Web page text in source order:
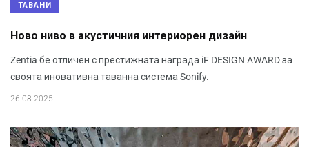
ТАВАНИ
Ново ниво в акустичния интериорен дизайн
Zentia бе отличен с престижната награда iF DESIGN AWARD за
своята иновативна таванна система Sonify.
26.08.2025